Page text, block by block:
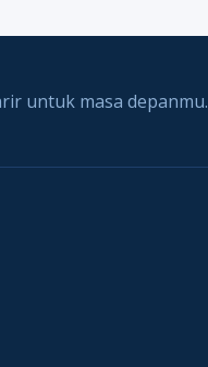
untuk masa depanmu.